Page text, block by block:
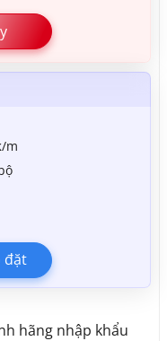
/m
đặt
hãng nhập khẩu